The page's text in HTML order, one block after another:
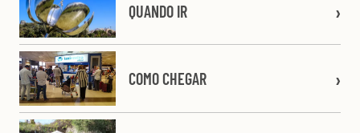
QUANDO IR
COMO CHEGAR